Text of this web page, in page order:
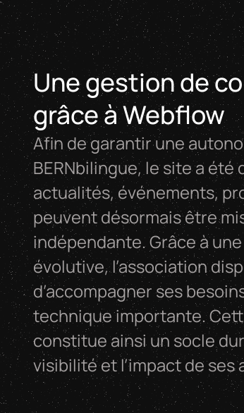
Une gestion de
grâce à Webflow
Afin de garantir une
BERNbilingue, le site a été
actualités, événements,
peuvent désormais être
indépendante. Grâce à
évolutive, l’association
d’accompagner ses
technique importante.
constitue ainsi un socle
visibilité et l’impact de ses